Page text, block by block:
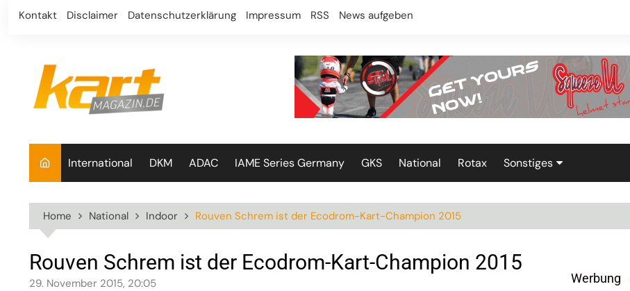
Skip
Kontakt Disclaimer Datenschutzerklärung Impressum RSS News aufgeben
International DKM ADAC IAME Series Germany GKS National Rotax Sonstiges
Home National Indoor Rouven Schrem ist der Ecodrom-Kart-Champion 2015
Rouven Schrem ist der Ecodrom-Kart-Champion 2015
29. November 2015, 20:05
Werbung